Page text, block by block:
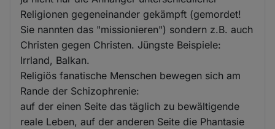
Religionen gegeneinander gekämpft (gemordet!
Sie nannten das "missionieren") sondern z.B. auch
Christen gegen Christen. Jüngste Beispiele:
Irrland, Balkan.
Religiös fanatische Menschen bewegen sich am
Rande der Schizophrenie:
auf der einen Seite das täglich zu bewältigende
reale Leben, auf der anderen Seite die Phantasie